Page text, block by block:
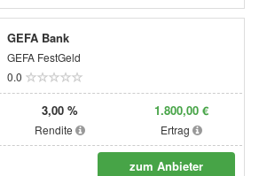
GEFA Bank
GEFA FestGeld
0.0
3,00 %
Rendite
1.800,00 €
Ertrag
zum Anbieter